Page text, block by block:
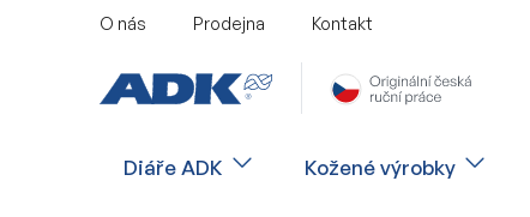
O nás Prodejna Kontakt
Diáře ADK Kožené výrobky